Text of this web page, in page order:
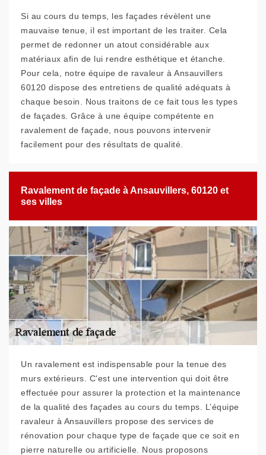
Si au cours du temps, les façades révèlent une
mauvaise tenue, il est important de les traiter. Cela
permet de redonner un atout considérable aux
matériaux afin de lui rendre esthétique et étanche.
Pour cela, notre équipe de ravaleur à Ansauvillers
60120 dispose des entretiens de qualité adéquats à
chaque besoin. Nous traitons de ce fait tous les types
de façades. Grâce à une équipe compétente en
ravalement de façade, nous pouvons intervenir
facilement pour des résultats de qualité.
Ravalement de façade à Ansauvillers, 60120 et
ses villes
Un ravalement est indispensable pour la tenue des
murs extérieurs. C'est une intervention qui doit être
effectuée pour assurer la protection et la maintenance
de la qualité des façades au cours du temps. L’équipe
ravaleur à Ansauvillers propose des services de
rénovation pour chaque type de façade que ce soit en
pierre naturelle ou artificielle. Nous proposons